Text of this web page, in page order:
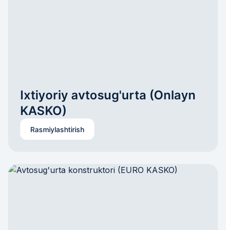
Ixtiyoriy avtosug'urta (Onlayn
KASKO)
Rasmiylashtirish